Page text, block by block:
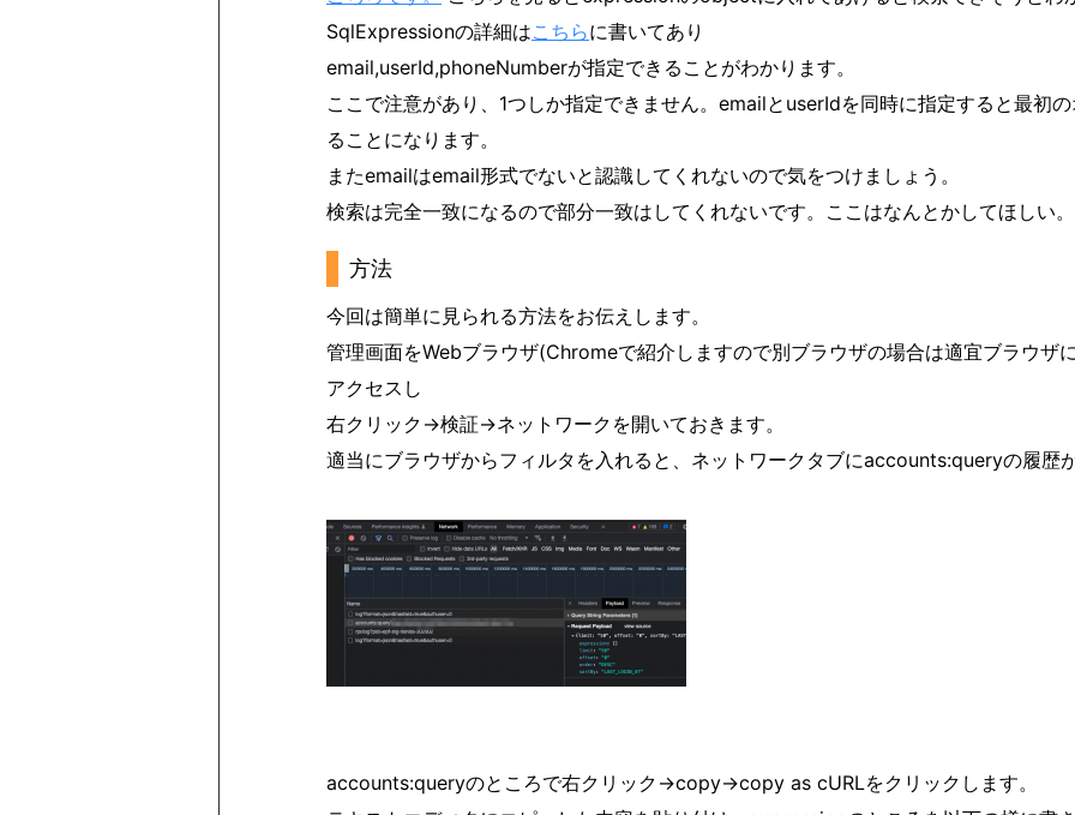
SqlExpressionの詳細はこちらに書いてあり
email,userId,phoneNumberが指定できることがわかります。
ここで注意があり、1つしか指定できません。emailとuserIdを同時に指定すると最初
ることになります。
またemailはemail形式でないと認識してくれないので気をつけましょう。
検索は完全一致になるので部分一致はしてくれないです。ここはなんとかしてほしい。
方法
今回は簡単に見られる方法をお伝えします。
管理画面をWebブラウザ(Chromeで紹介しますので別ブラウザの場合は適宜ブラウザ
アクセスし
右クリック→検証→ネットワークを開いておきます。
適当にブラウザからフィルタを入れると、ネットワークタブにaccounts:queryの履歴
accounts:queryのところで右クリック→copy→copy as cURLをクリックします。